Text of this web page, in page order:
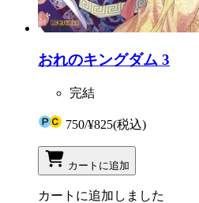
おれのキングダム 3
完結
750/¥825(税込)
カートに追加
カートに追加しました